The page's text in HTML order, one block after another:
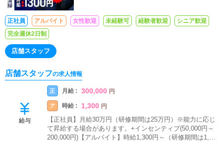
正社員 アルバイト 女性歓迎 未経験可 経験者歓迎
シニア歓迎
完全週休2日制
店舗スタッフ
店舗スタッフの求人情報
給与
正 月給 : 300,000 円
ア 時給 : 1,300 円
【正社員】月給30万円（研修期間は25万円）※能力に応じ
て昇給する場合があります。+インセンティブ(50,000円～
200,000円)【アルバイト】時給1,300円～（研修期間は1,00